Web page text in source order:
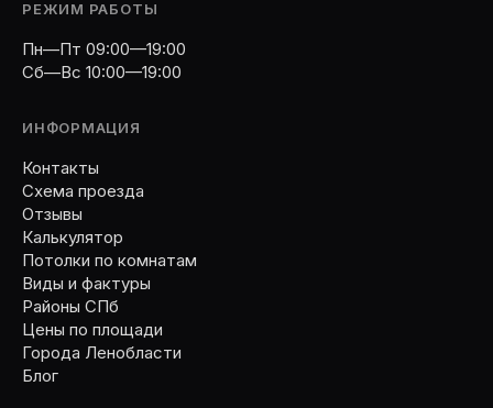
РЕЖИМ РАБОТЫ
Пн—Пт 09:00—19:00
Сб—Вс 10:00—19:00
ИНФОРМАЦИЯ
Контакты
Схема проезда
Отзывы
Калькулятор
Потолки по комнатам
Виды и фактуры
Районы СПб
Цены по площади
Города Ленобласти
Блог